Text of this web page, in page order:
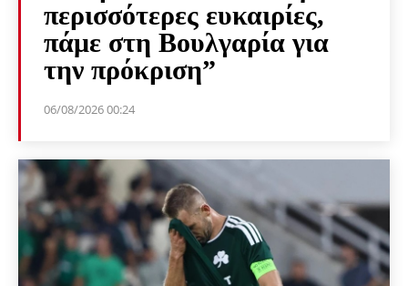
περισσότερες ευκαιρίες,
πάμε στη Βουλγαρία για
την πρόκριση”
06/08/2026 00:24